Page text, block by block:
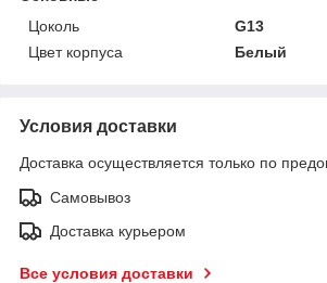
Цоколь
G13
Цвет корпуса
Белый
Условия доставки
Доставка осуществляется только по
Самовывоз
Доставка курьером
Все условия доставки